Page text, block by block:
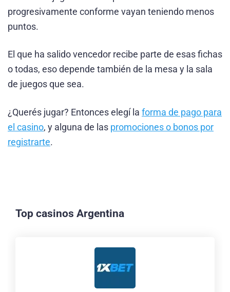
progresivamente conforme vayan teniendo menos
puntos.
El que ha salido vencedor recibe parte de esas fichas
o todas, eso depende también de la mesa y la sala
de juegos que sea.
¿Querés jugar? Entonces elegí la forma de pago para
el casino, y alguna de las promociones o bonos por
registrarte.
Top casinos Argentina